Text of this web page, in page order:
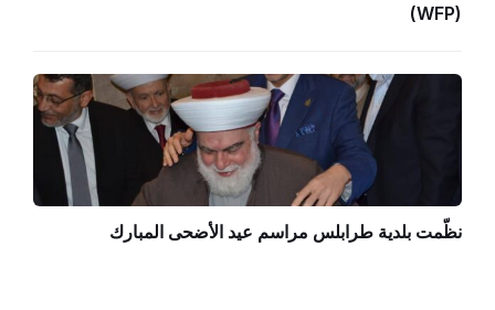
(WFP)
نظّمت بلدية طرابلس مراسم عيد الأضحى المبارك